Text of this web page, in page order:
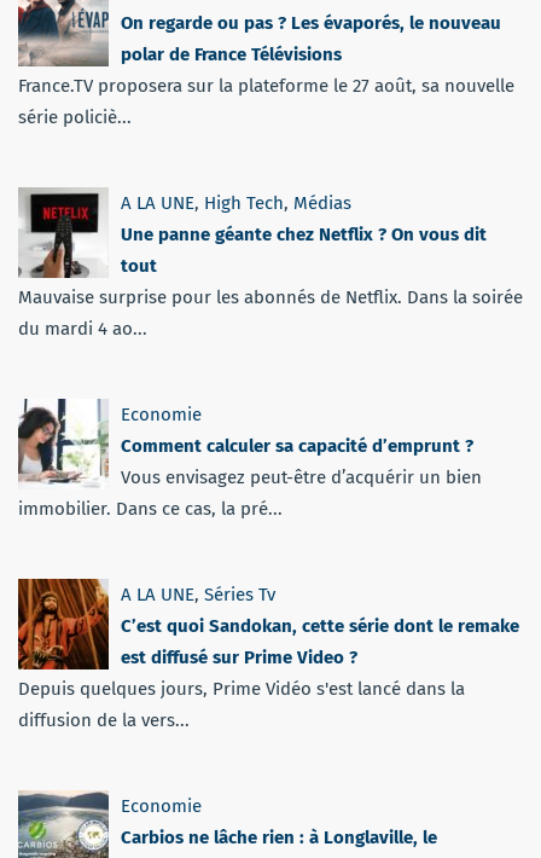
On regarde ou pas ? Les évaporés, le nouveau
polar de France Télévisions
France.TV proposera sur la plateforme le 27 août, sa nouvelle
série policiè...
A LA UNE, High Tech, Médias
Une panne géante chez Netflix ? On vous dit
tout
Mauvaise surprise pour les abonnés de Netflix. Dans la soirée
du mardi 4 ao...
Economie
Comment calculer sa capacité d’emprunt ?
Vous envisagez peut-être d’acquérir un bien
immobilier. Dans ce cas, la pré...
A LA UNE, Séries Tv
C’est quoi Sandokan, cette série dont le remake
est diffusé sur Prime Video ?
Depuis quelques jours, Prime Vidéo s'est lancé dans la
diffusion de la vers...
Economie
Carbios ne lâche rien : à Longlaville, le